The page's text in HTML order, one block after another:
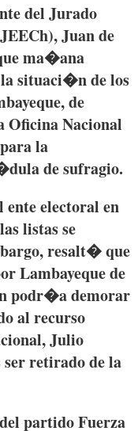
del Jurado
JEECh), Juan de
ma�ana
lasituaci�nde los
, de
OficinaNacional
parala
desufragio.
enteelectoral en
laslistasse
resalt�que
Lambayequede
podr�ademorar
al recurso
, Julio
serretiradode la
partido Fuerza